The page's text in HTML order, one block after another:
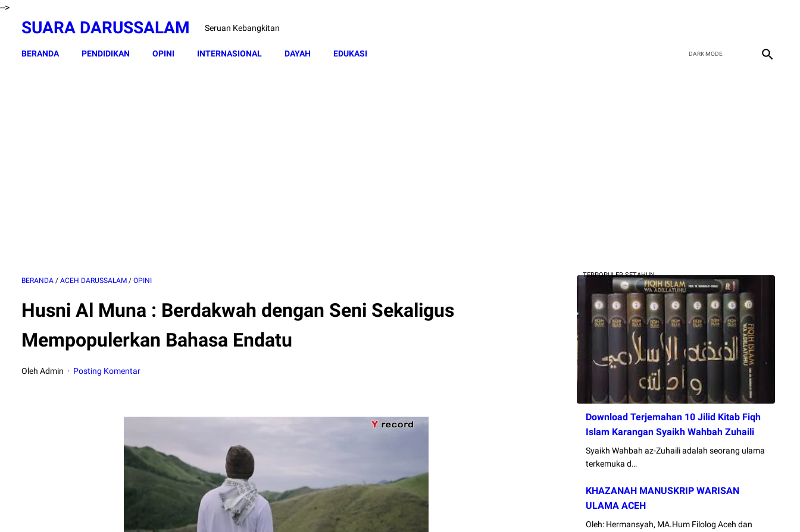
-->
SUARA DARUSSALAM Seruan Kebangkitan
BERANDA PENDIDIKAN OPINI INTERNASIONAL DAYAH EDUKASI
BERANDA / ACEH DARUSSALAM / OPINI
Husni Al Muna : Berdakwah dengan Seni Sekaligus
Mempopulerkan Bahasa Endatu
Oleh Admin Posting Komentar
TERPOPULER SETAHUN
Download Terjemahan 10 Jilid Kitab Fiqh
Islam Karangan Syaikh Wahbah Zuhaili
Syaikh Wahbah az-Zuhaili adalah seorang ulama
terkemuka d…
KHAZANAH MANUSKRIP WARISAN
ULAMA ACEH
Oleh: Hermansyah, MA.Hum Filolog Aceh dan